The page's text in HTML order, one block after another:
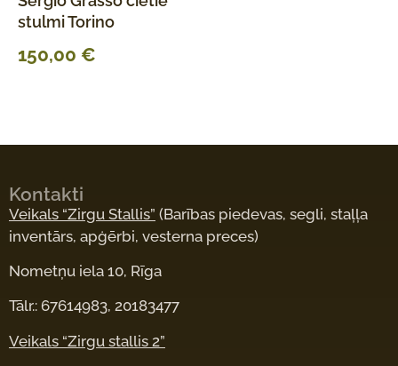
stulmi Torino
150,00 €
Kontakti
Veikals “Zirgu Stallis” (Barības piedevas, segli, staļļa
inventārs, apģērbi, vesterna preces)
Nometņu iela 10, Rīga
Tālr.: 67614983, 20183477
Veikals “Zirgu stallis 2”